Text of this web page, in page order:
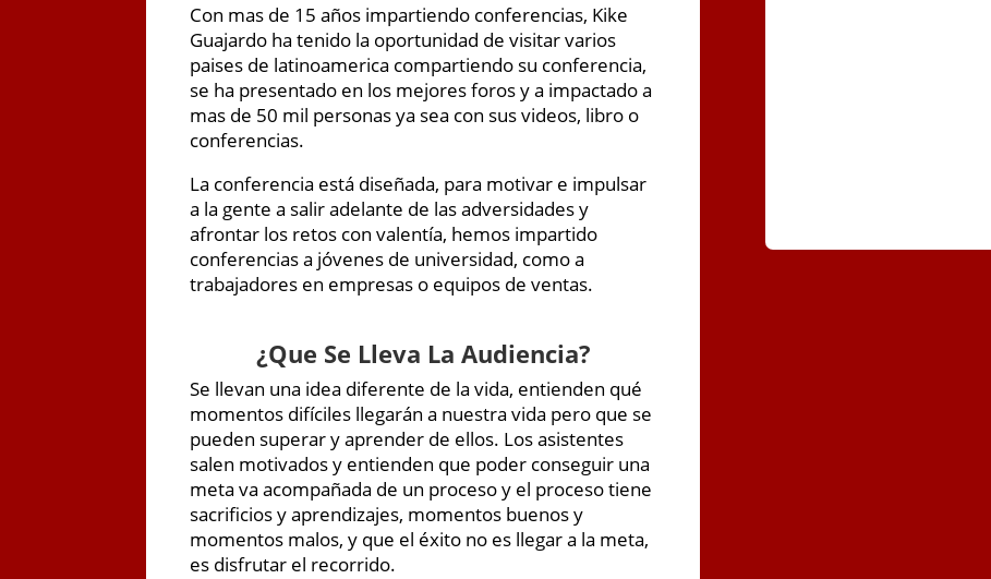
Con mas de 15 años impartiendo conferencias, Kike
Guajardo ha tenido la oportunidad de visitar varios
paises de latinoamerica compartiendo su conferencia,
se ha presentado en los mejores foros y a impactado a
mas de 50 mil personas ya sea con sus videos, libro o
conferencias.
La conferencia está diseñada, para motivar e impulsar
a la gente a salir adelante de las adversidades y
afrontar los retos con valentía, hemos impartido
conferencias a jóvenes de universidad, como a
trabajadores en empresas o equipos de ventas.
¿Que Se Lleva La Audiencia?
Se llevan una idea diferente de la vida, entienden qué
momentos difíciles llegarán a nuestra vida pero que se
pueden superar y aprender de ellos. Los asistentes
salen motivados y entienden que poder conseguir una
meta va acompañada de un proceso y el proceso tiene
sacrificios y aprendizajes, momentos buenos y
momentos malos, y que el éxito no es llegar a la meta,
es disfrutar el recorrido.